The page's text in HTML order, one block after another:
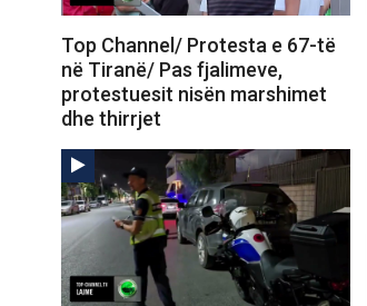
Top Channel/ Protesta e 67-të
në Tiranë/ Pas fjalimeve,
protestuesit nisën marshimet
dhe thirrjet